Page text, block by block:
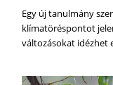
Egy új tanulmány
klímatöréspontot
változásokat idézhet